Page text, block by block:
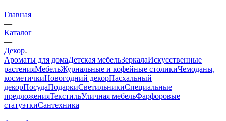
Главная
—
Каталог
—
Декор
Ароматы для домаДетская мебельЗеркалаИскусственные
растенияМебельЖурнальные и кофейные столикиЧемоданы,
косметичкиНовогодний декорПасхальный
декорПосудаПодаркиСветильникиСпециальные
предложенияТекстильУличная мебельФарфоровые
статуэткиСантехника
—